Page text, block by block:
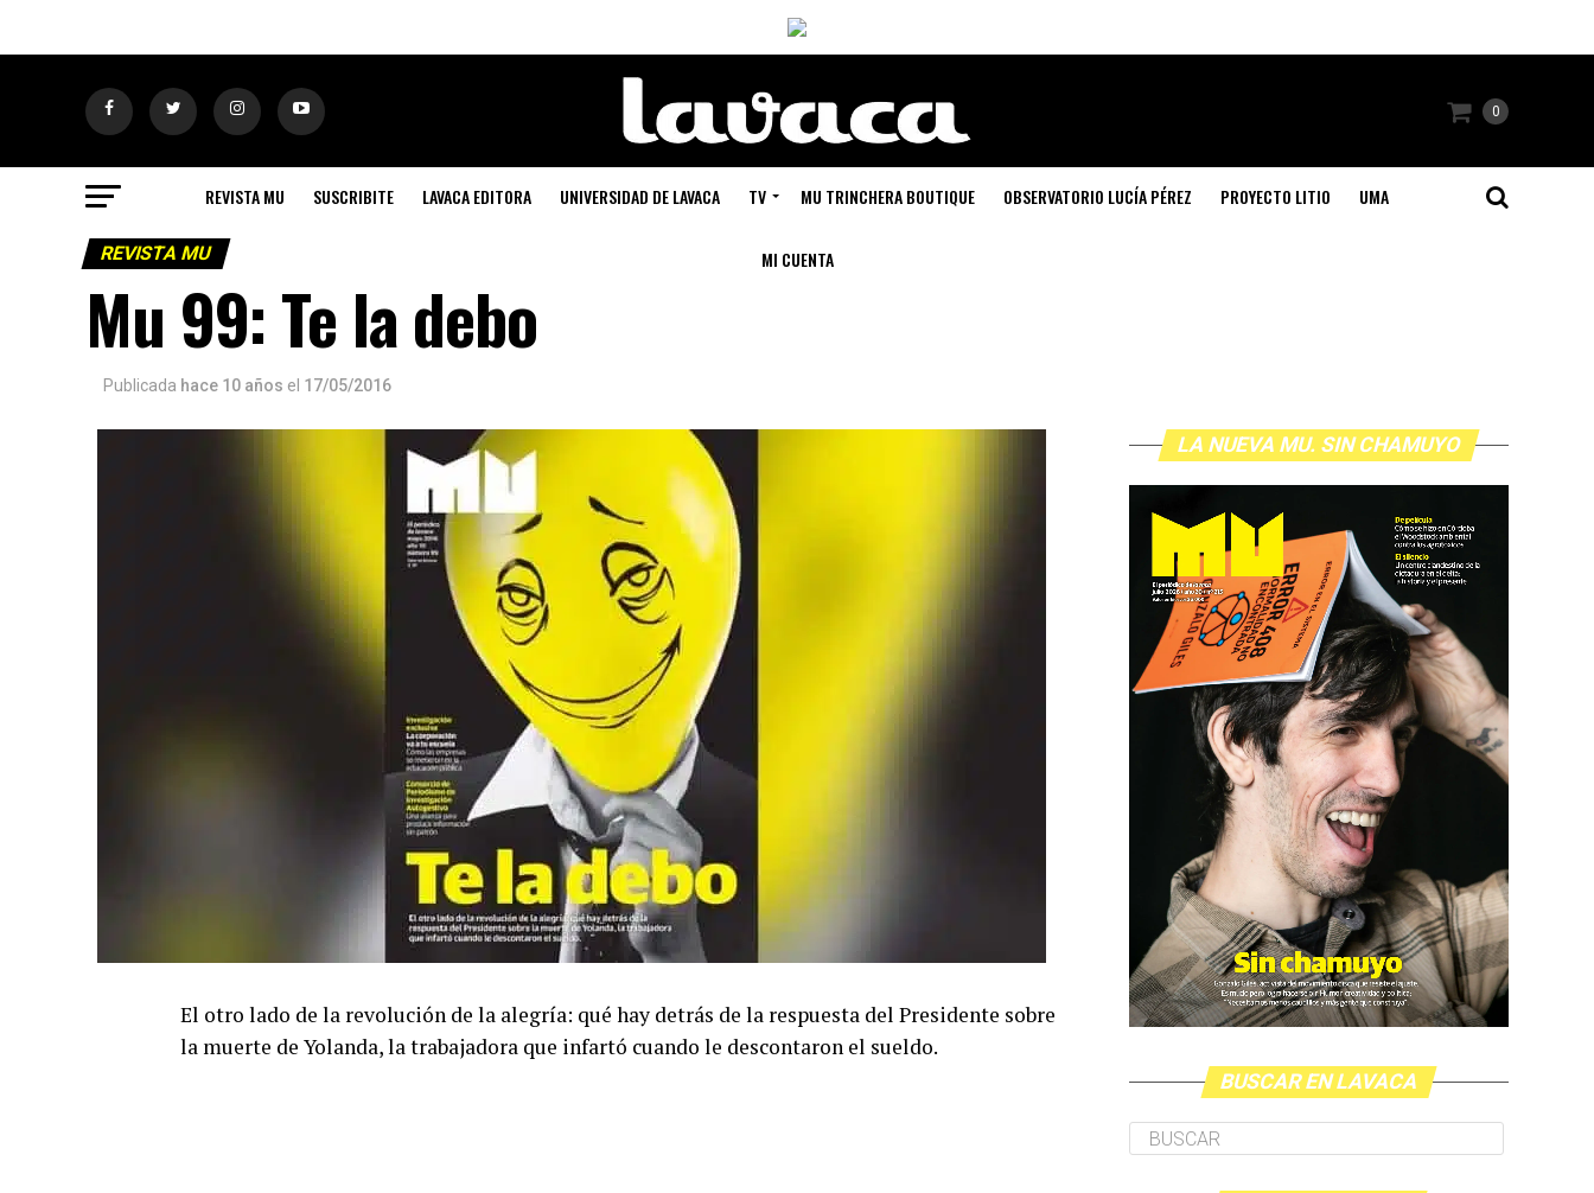
0
REVISTA MU SUSCRIBITE LAVACA EDITORA UNIVERSIDAD DE LAVACA TV MU TRINCHERA BOUTIQUE OBSERVATORIO LUCÍA PÉREZ PROYECTO LITIO UMA
MI CUENTA
REVISTA MU
Mu 99: Te la debo
Publicada hace 10 años el 17/05/2016
El otro lado de la revolución de la alegría: qué hay detrás de la respuesta del Presidente sobre
la muerte de Yolanda, la trabajadora que infartó cuando le descontaron el sueldo.
LA NUEVA MU. SIN CHAMUYO
BUSCAR EN LAVACA